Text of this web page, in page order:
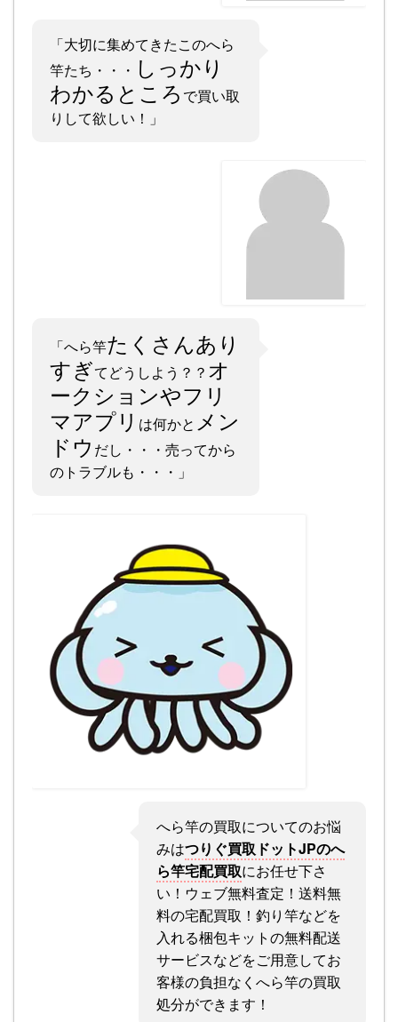
「大切に集めてきたこのへら
竿たち・・・ しっかり
わかるところ で買い取
りして欲しい！」
「へら竿たくさんあり
すぎてどうしよう？？ オ
ークションやフリ
マアプリ は何かと メン
ドウ だし・・・売ってから
のトラブルも・・・」
へら竿の買取についてのお悩
みはつりぐ買取ドットJPのへ
ら竿宅配買取にお任せ下さ
い！ウェブ無料査定！送料無
料の宅配買取！釣り竿などを
入れる梱包キットの無料配送
サービスなどをご用意してお
客様の負担なくへら竿の買取
処分ができます！